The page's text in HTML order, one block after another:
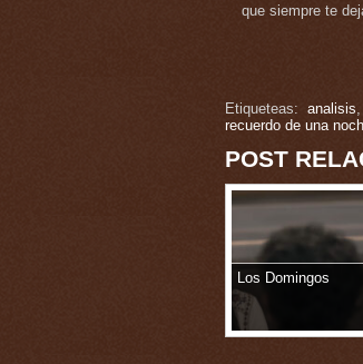
que siempre te
Etiqueteas: analisis
recuerdo de una
POST
Los Domingos